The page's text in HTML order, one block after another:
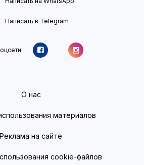
Написать в Telegram
О нас
материалов
Реклама на сайте
cookie-файлов